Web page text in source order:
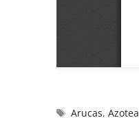
Arucas,Azotea